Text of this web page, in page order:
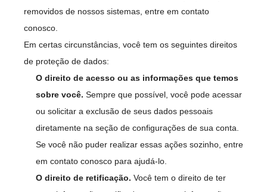
removidos de nossos sistemas, entre em contato
conosco.
Em certas circunstâncias, você tem os seguintes direitos
de proteção de dados:
O direito de acesso ou as informações que temos
sobre você. Sempre que possível, você pode acessar
ou solicitar a exclusão de seus dados pessoais
diretamente na seção de configurações de sua conta.
Se você não puder realizar essas ações sozinho, entre
em contato conosco para ajudá-lo.
O direito de retificação. Você tem o direito de ter